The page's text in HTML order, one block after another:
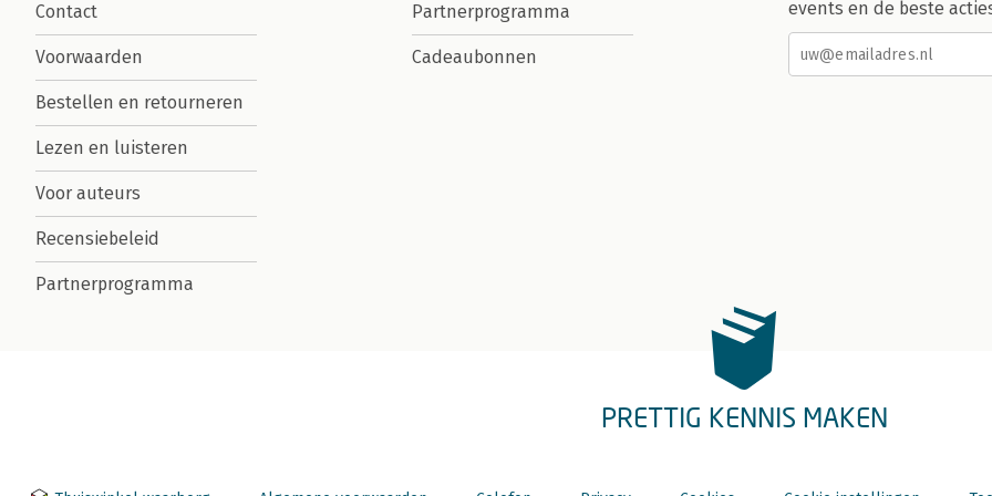
Contact
Voorwaarden
Bestellen en retourneren
Lezen en luisteren
Voor auteurs
Recensiebeleid
Partnerprogramma
Partnerprogramma
Cadeaubonnen
events en de beste
PRETTIG KENNIS MAKEN